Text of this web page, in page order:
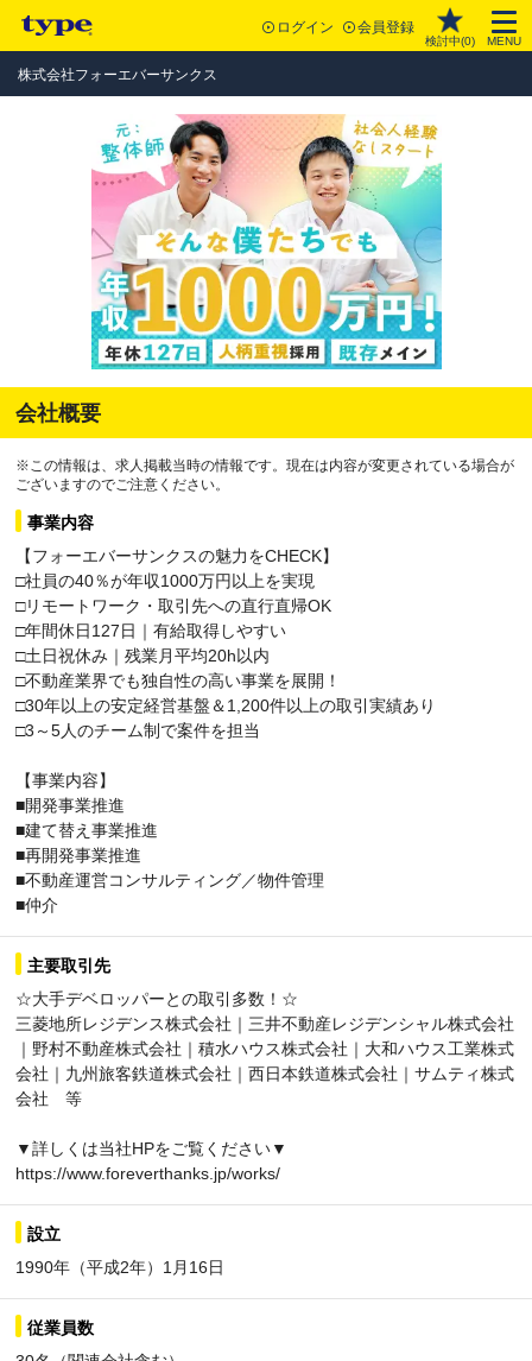
ログイン 会員登録
検討中(0) MENU
株式会社フォーエバーサンクス
会社概要
※この情報は、求人掲載当時の情報です。現在は内容が変更されている場合が
ございますのでご注意ください。
事業内容
【フォーエバーサンクスの魅力をCHECK】
□社員の40％が年収1000万円以上を実現
□リモートワーク・取引先への直行直帰OK
□年間休日127日｜有給取得しやすい
□土日祝休み｜残業月平均20h以内
□不動産業界でも独自性の高い事業を展開！
□30年以上の安定経営基盤＆1,200件以上の取引実績あり
□3～5人のチーム制で案件を担当
【事業内容】
■開発事業推進
■建て替え事業推進
■再開発事業推進
■不動産運営コンサルティング／物件管理
■仲介
主要取引先
☆大手デベロッパーとの取引多数！☆
三菱地所レジデンス株式会社｜三井不動産レジデンシャル株式会社
｜野村不動産株式会社｜積水ハウス株式会社｜大和ハウス工業株式
会社｜九州旅客鉄道株式会社｜西日本鉄道株式会社｜サムティ株式
会社 等
▼詳しくは当社HPをご覧ください▼
https://www.foreverthanks.jp/works/
設立
1990年（平成2年）1月16日
従業員数